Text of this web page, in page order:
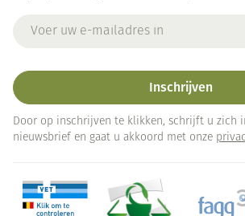
Inschrijven
Door op inschrijven te klikken, schrijft u zich
nieuwsbrief en gaat u akkoord met onze